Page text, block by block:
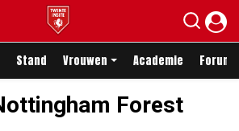
Stand Vrouwen Academie Forum
Forest